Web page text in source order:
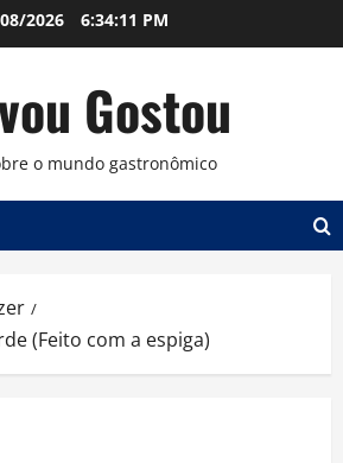
2026 6:34:12 PM
Gostou
o mundo gastronômico
(Feito com a espiga)